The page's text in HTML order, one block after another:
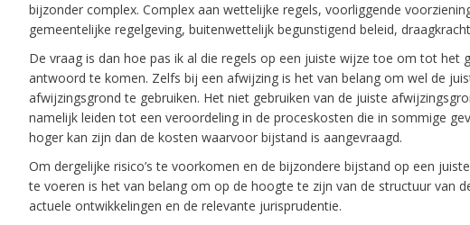
bijzonder complex. Complex aan wettelijke regels, voorliggende
gemeentelijke regelgeving, buitenwettelijk begunstigend beleid,
De vraag is dan hoe pas ik al die regels op een juiste wijze toe om tot het
antwoord te komen. Zelfs bij een afwijzing is het van belang om wel de
afwijzingsgrond te gebruiken. Het niet gebruiken van de juiste
namelijk leiden tot een veroordeling in de proceskosten die in sommige
hoger kan zijn dan de kosten waarvoor bijstand is aangevraagd.
Om dergelijke risico’s te voorkomen en de bijzondere bijstand op een
te voeren is het van belang om op de hoogte te zijn van de structuur van
actuele ontwikkelingen en de relevante jurisprudentie.